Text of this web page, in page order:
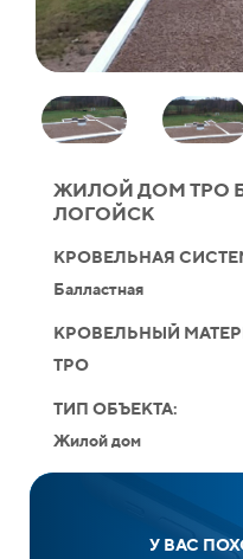
ЖИЛОЙ ДОМ ТРО
ЛОГОЙСК
КРОВЕЛЬНАЯ
Балластная
КРОВЕЛЬНЫЙ
TPO
ТИП ОБЪЕКТА:
Жилой дом
У ВАС